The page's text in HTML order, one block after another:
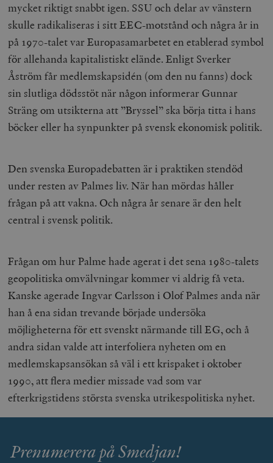
mycket riktigt snabbt igen. SSU och delar av vänstern
skulle radikaliseras i sitt EEC-motstånd och några år in
på 1970-talet var Europasamarbetet en etablerad symbol
för allehanda kapitalistiskt elände. Enligt Sverker
Åström får medlemskapsidén (om den nu fanns) dock
sin slutliga dödsstöt när någon informerar Gunnar
Sträng om utsikterna att ”Bryssel” ska börja titta i hans
böcker eller ha synpunkter på svensk ekonomisk politik.
Den svenska Europadebatten är i praktiken stendöd
under resten av Palmes liv. När han mördas håller
frågan på att vakna. Och några år senare är den helt
central i svensk politik.
Frågan om hur Palme hade agerat i det sena 1980-talets
geopolitiska omvälvningar kommer vi aldrig få veta.
Kanske agerade Ingvar Carlsson i Olof Palmes anda när
han å ena sidan trevande började undersöka
möjligheterna för ett svenskt närmande till EG, och å
andra sidan valde att interfoliera nyheten om en
medlemskapsansökan så väl i ett krispaket i oktober
1990, att flera medier missade vad som var
efterkrigstidens största svenska utrikespolitiska nyhet.
Prenumerera på Smedjan!